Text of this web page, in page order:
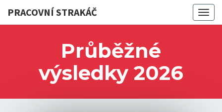
PRACOVNÍ STRAKÁČ
Průběžné
výsledky 2026